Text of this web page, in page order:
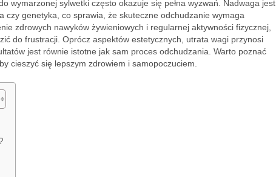
wymarzonej sylwetki często okazuje się pełna wyzwań. Nadwaga jest
czy genetyka, co sprawia, że skuteczne odchudzanie wymaga
zdrowych nawyków żywieniowych i regularnej aktywności fizycznej,
do frustracji. Oprócz aspektów estetycznych, utrata wagi przynosi
jest równie istotne jak sam proces odchudzania. Warto poznać
cieszyć się lepszym zdrowiem i samopoczuciem.